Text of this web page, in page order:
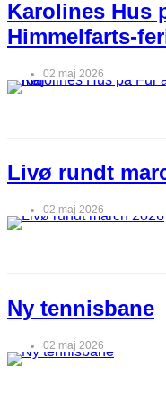
Karolines Hus
Himmelfarts-
02 maj 2026
Livø rundt
02 maj 2026
Ny tennisbane
02 maj 2026